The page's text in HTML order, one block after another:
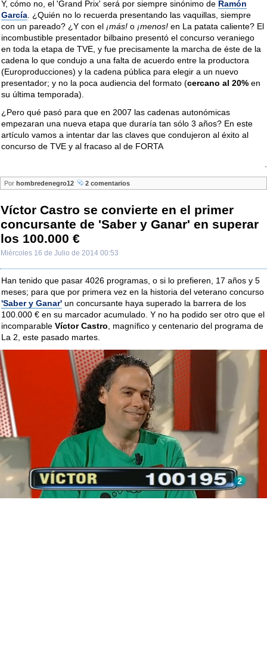
Y, cómo no, el 'Grand Prix' será por siempre sinónimo de Ramón
García. ¿Quién no lo recuerda presentando las vaquillas, siempre
con un pareado? ¿Y con el ¡más! o ¡menos! en La patata caliente? El
incombustible presentador bilbaino presentó el concurso veraniego
en toda la etapa de TVE, y fue precisamente la marcha de éste de la
cadena lo que condujo a una falta de acuerdo entre la productora
(Europroducciones) y la cadena pública para elegir a un nuevo
presentador; y no la poca audiencia del formato (cercano al 20% en
su última temporada).
¿Pero qué pasó para que en 2007 las cadenas autonómicas
empezaran una nueva etapa que duraría tan sólo 3 años? En este
artículo vamos a intentar dar las claves que condujeron al éxito al
concurso de TVE y al fracaso al de FORTA
.
Por hombredenegro12 2 comentarios
Víctor Castro se convierte en el primer
concursante de 'Saber y Ganar' en superar
los 100.000 €
Miércoles 16 de Julio de 2014 00:53
Han tenido que pasar 4026 programas, o si lo prefieren, 17 años y 5
meses; para que por primera vez en la historia del veterano concurso
'Saber y Ganar' un concursante haya superado la barrera de los
100.000 € en su marcador acumulado. Y no ha podido ser otro que el
incomparable Víctor Castro, magnífico y centenario del programa de
La 2, este pasado martes.